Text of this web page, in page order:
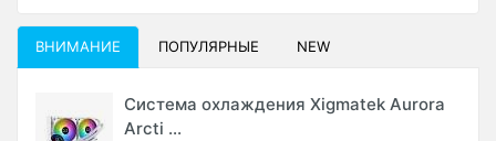
ВНИМАНИЕ ПОПУЛЯРНЫЕ NEW
Система охлаждения Xigmatek Aurora
Arcti ...